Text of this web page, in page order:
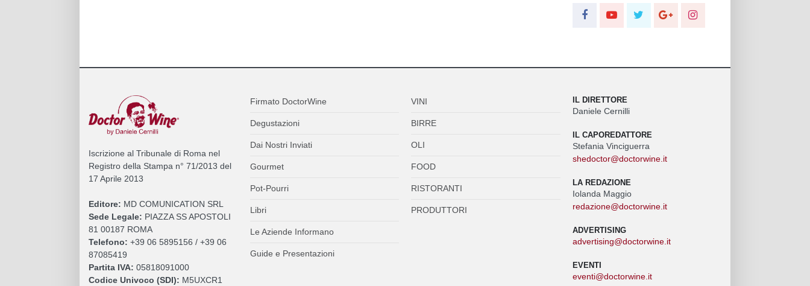
Iscrizione al Tribunale di Roma nel
Registro della Stampa n° 71/2013 del
17 Aprile 2013
Editore: MD COMUNICATION SRL
Sede Legale: PIAZZA SS APOSTOLI
81 00187 ROMA
Telefono: +39 06 5895156 / +39 06
87085419
Partita IVA: 05818091000
Codice Univoco (SDI): M5UXCR1
Firmato DoctorWine
Degustazioni
Dai Nostri Inviati
Gourmet
Pot-Pourri
Libri
Le Aziende Informano
Guide e Presentazioni
VINI
BIRRE
OLI
FOOD
RISTORANTI
PRODUTTORI
IL DIRETTORE
Daniele Cernilli
IL CAPOREDATTORE
Stefania Vinciguerra
shedoctor@doctorwine.it
LA REDAZIONE
Iolanda Maggio
redazione@doctorwine.it
ADVERTISING
advertising@doctorwine.it
EVENTI
eventi@doctorwine.it